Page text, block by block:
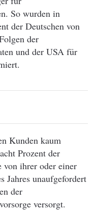
So wurden in
der Deutschen von
der
und der USA für
Kunden kaum
Prozent der
von ihrer oder einer
Jahres unaufgefordert
der
versorgt.